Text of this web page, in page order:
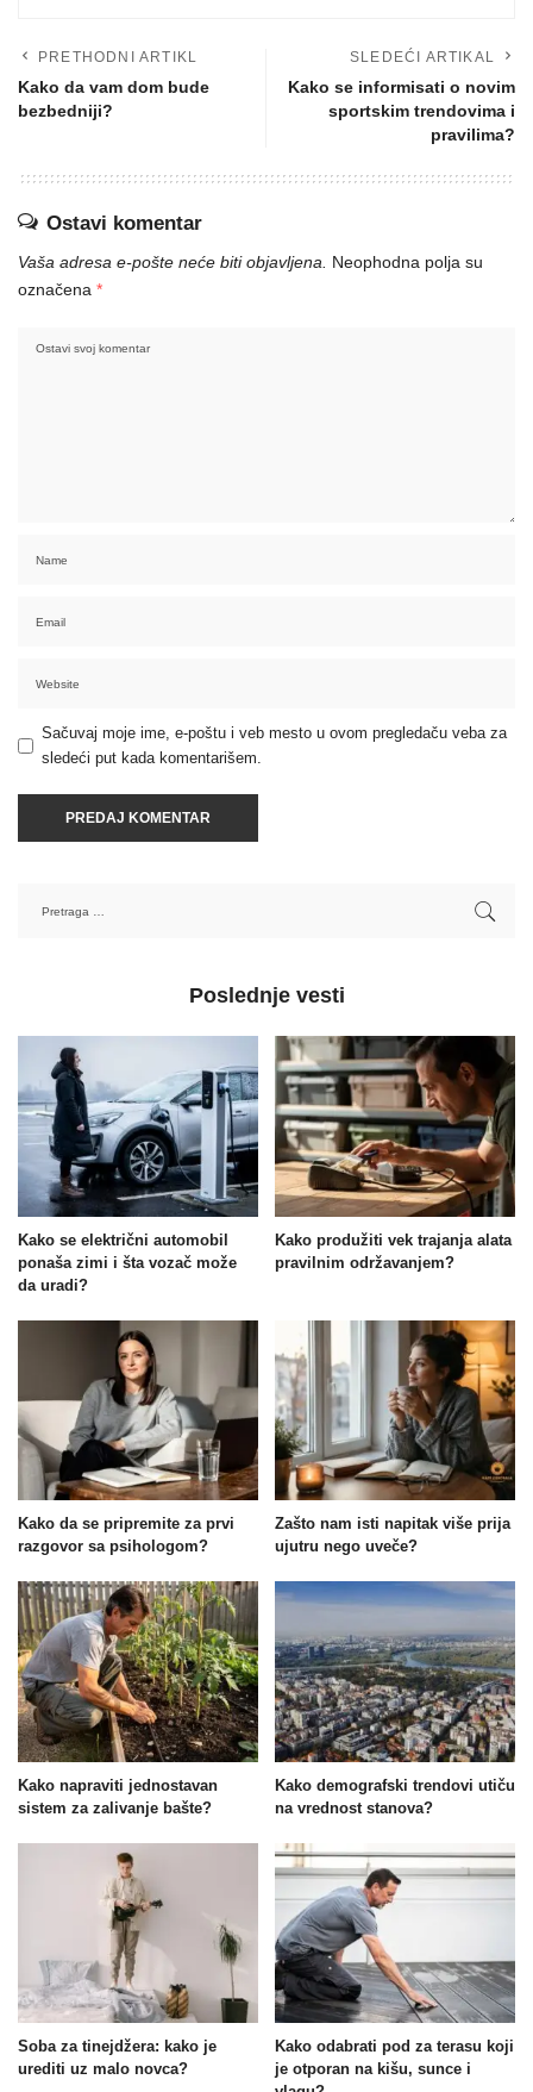
PRETHODNI ARTIKL
Kako da vam dom bude
bezbedniji?
SLEDEĆI ARTIKAL
Kako se informisati o novim
sportskim trendovima i
pravilima?
Ostavi komentar
Vaša adresa e-pošte neće biti objavljena.
Neophodna polja su
označena *
Sačuvaj moje ime, e-poštu i veb mesto u ovom pregledaču veba za
sledeći put kada komentarišem.
Poslednje vesti
Kako se električni automobil
ponaša zimi i šta vozač može
da uradi?
Kako produžiti vek trajanja alata
pravilnim održavanjem?
Kako da se pripremite za prvi
razgovor sa psihologom?
Zašto nam isti napitak više prija
ujutru nego uveče?
Kako napraviti jednostavan
sistem za zalivanje bašte?
Kako demografski trendovi utiču
na vrednost stanova?
Soba za tinejdžera: kako je
urediti uz malo novca?
Kako odabrati pod za terasu koji
je otporan na kišu, sunce i